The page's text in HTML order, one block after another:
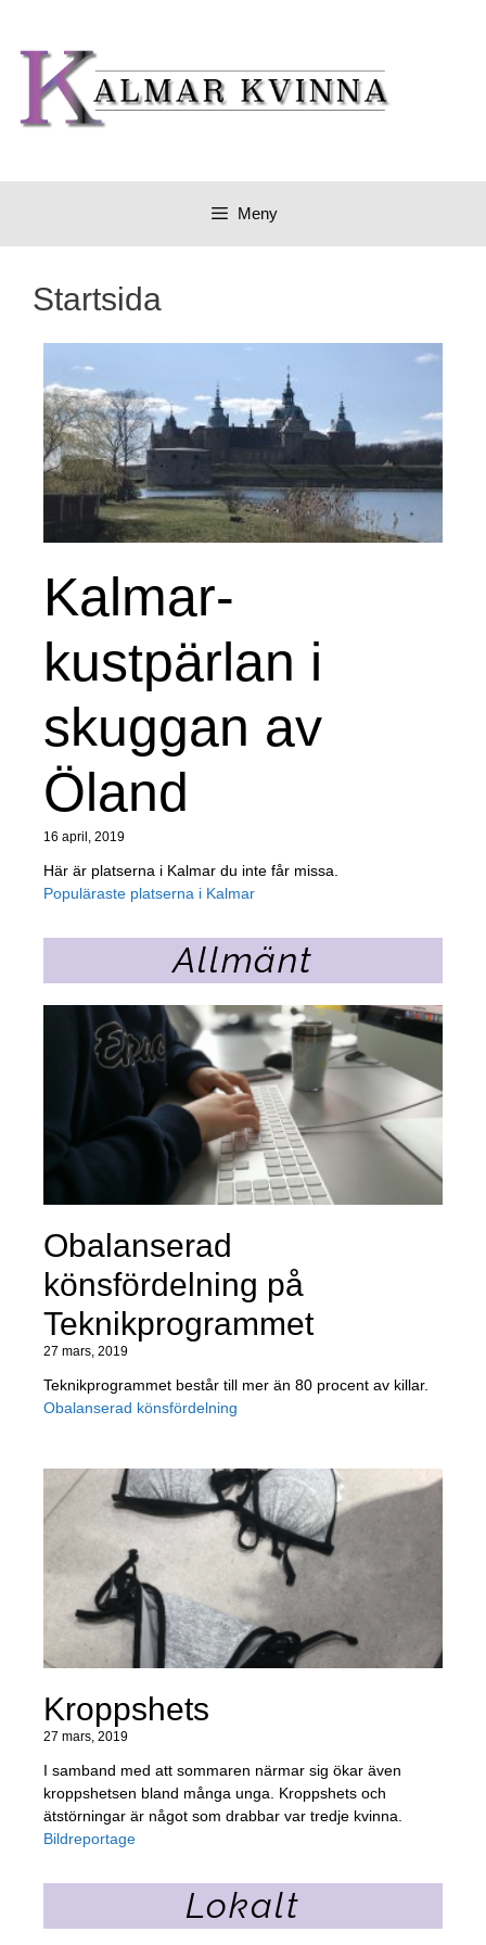
Meny
Startsida
Kalmar-
kustpärlan i
skuggan av
Öland
16 april, 2019
Här är platserna i Kalmar du inte får missa.
Populäraste platserna i Kalmar
Allmänt
Obalanserad
könsfördelning på
Teknikprogrammet
27 mars, 2019
Teknikprogrammet består till mer än 80 procent av killar.
Obalanserad könsfördelning
Kroppshets
27 mars, 2019
I samband med att sommaren närmar sig ökar även
kroppshetsen bland många unga. Kroppshets och
ätstörningar är något som drabbar var tredje kvinna.
Bildreportage
Lokalt